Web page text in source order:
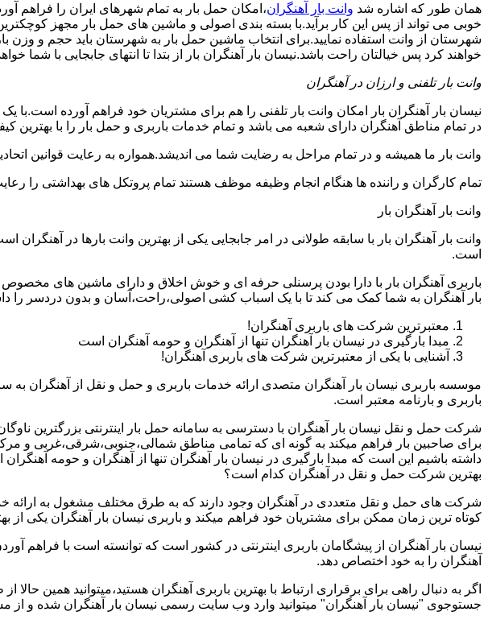
همان طور که اشاره شد وانت بار آهنگران،امکان حمل بار به تمام شهرهای ایران را فراهم
خوبی می تواند از پس این کار برآید.با بسته بندی اصولی و ماشین های حمل بار مجهز
شهرستان از وانت استفاده نمایید.برای انتخاب ماشین حمل بار به شهرستان باید حجم و وزن
خواهند کرد پس خیالتان راحت باشد.نیسان بار آهنگران بار از بتدا تا انتهای جابجایی با شما
وانت بار تلفنی و ارزان در آهنگران
نیسان بار آهنگران بار امکان وانت بار تلفنی را هم برای مشتریان خود فراهم آورده
در تمام مناطق آهنگران دارای شعبه می باشد و تمام خدمات باربری و حمل بار را با بهترین
وانت بار ما همیشه و در تمام مراحل به رضایت شما می اندیشد.همواره به رعایت قوانین
تمام کارگران و راننده ها هنگام انجام وظیفه موظف هستند تمام پروتکل های بهداشتی را
وانت بار آهنگران بار
وانت بار آهنگران بار با سابقه طولانی در امر جابجایی یکی از بهترین وانت بارها در
است.
باربری آهنگران بار با دارا بودن پرسنلی حرفه ای و خوش اخلاق و دارای ماشین های
بار آهنگران به شما کمک می کند تا با یک اسباب کشی اصولی،راحت،آسان و بدون دردسر را
معتبرترین شرکت های باربری آهنگران!
مبدا بارگیری در نیسان بار آهنگران تنها از آهنگران و حومه آهنگران است
آشنایی با یکی از معتبرترین شرکت های باربری آهنگران!
موسسه باربری نیسان بار آهنگران متصدی ارائه خدمات باربری و حمل و نقل از آهنگران
باربری و بارنامه معتبر است.
شرکت حمل و نقل نیسان بار آهنگران با دسترسی به سامانه حمل بار اینترنتی بزرگترین
برای صاحبین بار فراهم میکند به گونه ای که تمامی مناطق شمالی،جنوبی،شرقی،غربی و
داشته باشیم این است که مبدا بارگیری در نیسان بار آهنگران تنها از آهنگران و حومه
بهترین شرکت حمل و نقل در آهنگران کدام است؟
شرکت های حمل و نقل متعددی در آهنگران وجود دارند که به طرق مختلف مشغول به ارائه
کوتاه ترین زمان ممکن برای مشتریان خود فراهم میکند و باربری نیسان بار آهنگران یکی از
نیسان بار آهنگران از پیشگامان باربری اینترنتی در کشور است که توانسته است با فراهم
آهنگران را به خود اختصاص دهد.
اگر به دنبال راهی برای برقراری ارتباط با بهترین باربری آهنگران هستید،میتوانید همین
جستوجوی "نیسان بار آهنگران" میتوانید وارد وب سایت رسمی نیسان بار آهنگران شده و از